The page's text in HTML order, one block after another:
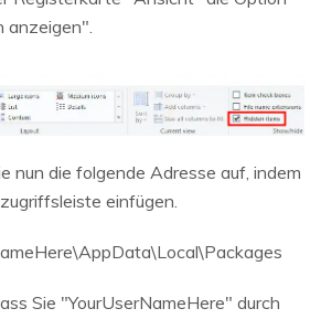
anzeigen".
nun die folgende Adresse auf, indem
einfügen.
Sie "YourUserNameHere" durch